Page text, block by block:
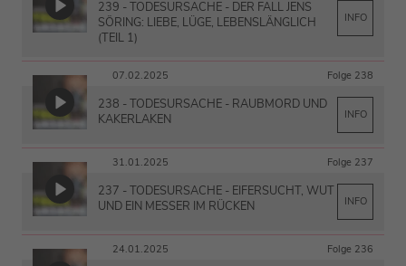
239 - TODESURSACHE - DER FALL JENS
SÖRING: LIEBE, LÜGE, LEBENSLÄNGLICH
(TEIL 1)
INFO
07.02.2025 Folge 238
238 - TODESURSACHE - RAUBMORD UND
KAKERLAKEN
INFO
31.01.2025 Folge 237
237 - TODESURSACHE - EIFERSUCHT, WUT
UND EIN MESSER IM RÜCKEN
INFO
24.01.2025 Folge 236